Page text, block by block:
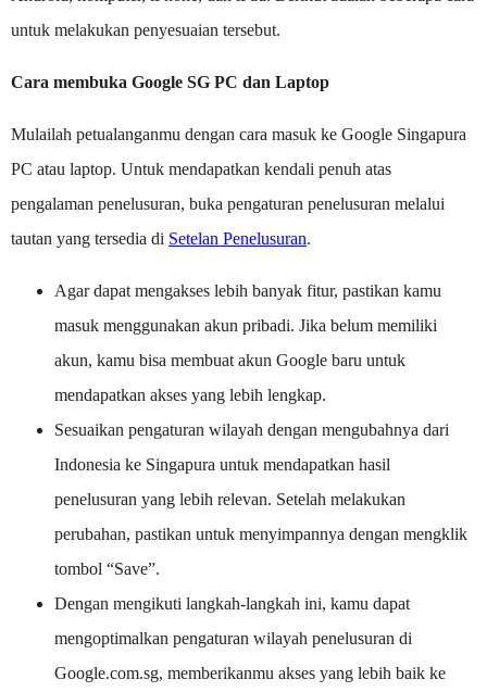
untuk melakukan penyesuaian tersebut.
Cara membuka Google SG PC dan Laptop
Mulailah petualanganmu dengan cara masuk ke Google Singapura
PC atau laptop. Untuk mendapatkan kendali penuh atas
pengalaman penelusuran, buka pengaturan penelusuran melalui
tautan yang tersedia di Setelan Penelusuran.
Agar dapat mengakses lebih banyak fitur, pastikan kamu
masuk menggunakan akun pribadi. Jika belum memiliki
akun, kamu bisa membuat akun Google baru untuk
mendapatkan akses yang lebih lengkap.
Sesuaikan pengaturan wilayah dengan mengubahnya dari
Indonesia ke Singapura untuk mendapatkan hasil
penelusuran yang lebih relevan. Setelah melakukan
perubahan, pastikan untuk menyimpannya dengan mengklik
tombol “Save”.
Dengan mengikuti langkah-langkah ini, kamu dapat
mengoptimalkan pengaturan wilayah penelusuran di
Google.com.sg, memberikanmu akses yang lebih baik ke